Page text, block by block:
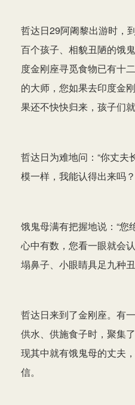
哲达日29阿阇黎出游时，
百个孩子、相貌丑陋的饿
度金刚座寻觅食物已有十
的大师，您如果去印度金
果还不快快归来，孩子们
哲达日为难地问：“你丈夫
模一样，我能认得出来吗
饿鬼母满有把握地说：“
心中有数，您看一眼就会
塌鼻子、小眼睛具足九种
哲达日来到了金刚座。有
供水、供施食子时，聚集
现其中就有饿鬼母的丈夫
信。